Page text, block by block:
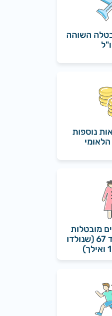
השוהה
נוספות
מובטלות
בגילאי 57 עד 67 (שנולדו